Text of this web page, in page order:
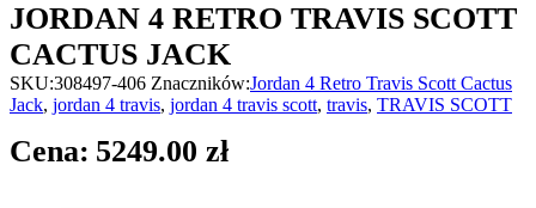
JORDAN 4 RETRO TRAVIS SCOTT
CACTUS JACK
5249.00 zł
SKU:308497-406 Znaczników:Jordan 4 Retro Travis Scott Cactus
Jack, jordan 4 travis, jordan 4 travis scott, travis, TRAVIS SCOTT